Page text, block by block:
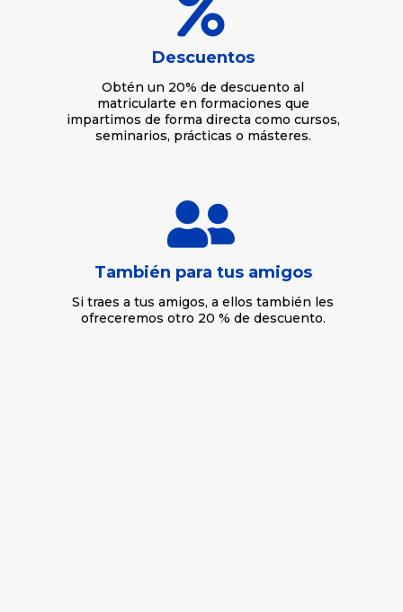
Descuentos
Obtén un 20% de descuento al
matricularte en formaciones que
impartimos de forma directa como cursos,
seminarios, prácticas o másteres.

También para tus amigos
Si traes a tus amigos, a ellos también les
ofreceremos otro 20 % de descuento.